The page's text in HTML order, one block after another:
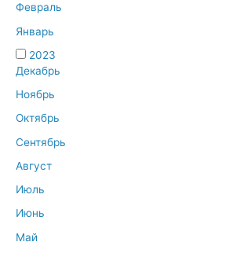
Февраль
Январь
2023
Декабрь
Ноябрь
Октябрь
Сентябрь
Август
Июль
Июнь
Май